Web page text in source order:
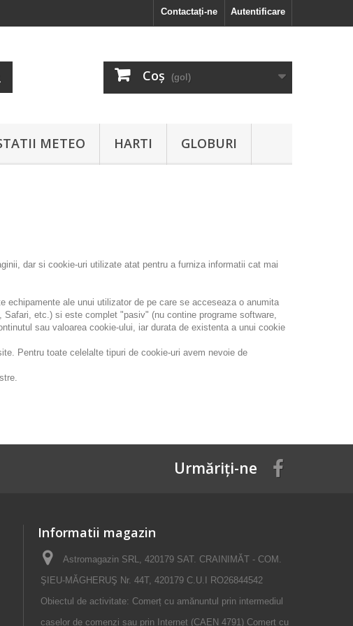
Autentificare
Contactați-ne
Coş (gol)
METEO HARTI GLOBURI
dar si cookie-uri utilizate atat pentru a furniza informatii cat mai
ale unui utilizator de pe care se acceseaza o anumita
etc.) si este complet "pasiv" (nu contine programe software,
sau valoarea cookie-ului, iar durata de existenta a unui cookie
Pentru toate celelalte tipuri de cookie-uri avem nevoie de
Urmăriți-ne
Informatii magazin
Astromagazin SRL, 420179 SAT. CRAINIMĂT - COM.
ŞIEU-MĂGHERUŞ Nr. 44T, 420179 C.U.I RO26844542
Obiectul de activitate: Comerț cu amănuntul prin intermediul
caselor de comenzi sau prin Internet (CAEN 4791) Comerț cu